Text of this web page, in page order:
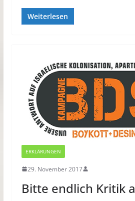
Weiterlesen
ERKLÄRUNGEN
29. November 2017
Bitte endlich Kritik